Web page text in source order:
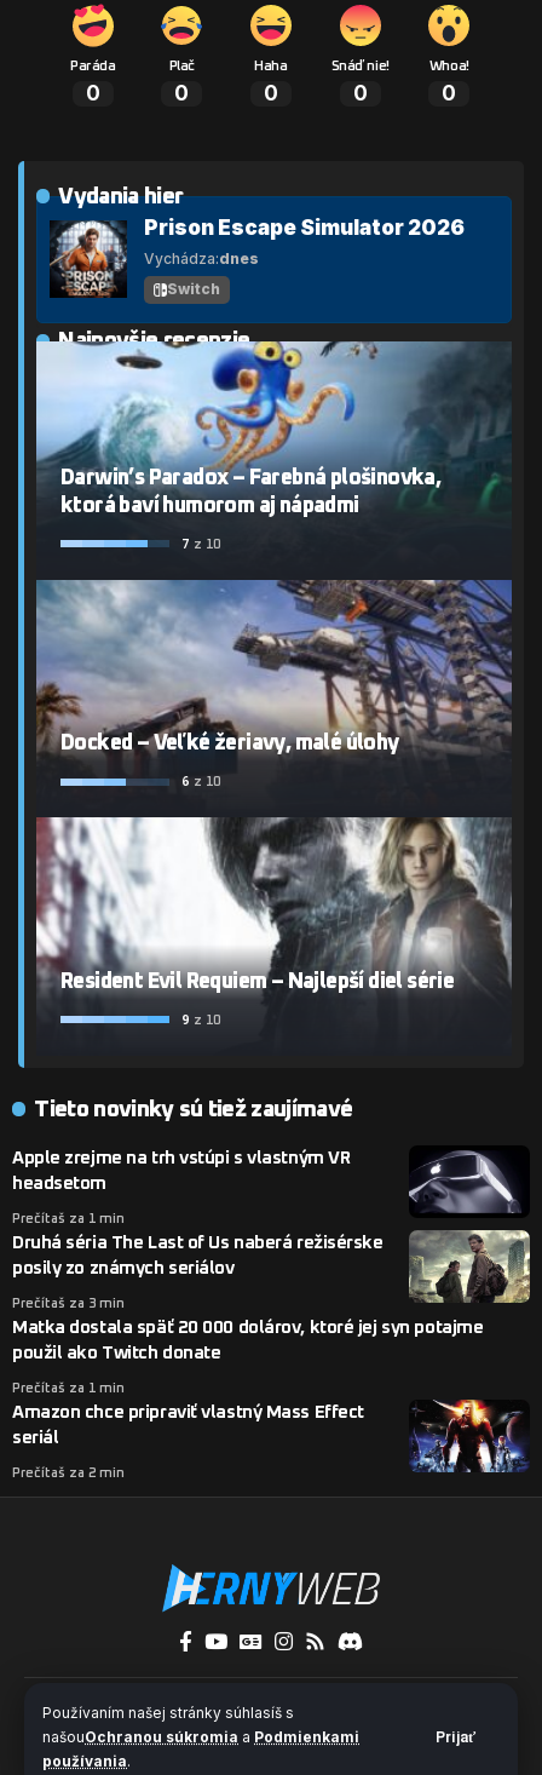
Používaním našej stránky súhlasíš s
našouOchranou súkromia a Podmienkami
používania.
Prijať
Paráda
0
Plač
0
Haha
0
Snáď nie!
0
Whoa!
0
Vydania hier
Prison Escape Simulator 2026
Vychádza:dnes
Switch
Najnovšie recenzie
Darwin’s Paradox – Farebná plošinovka,
ktorá baví humorom aj nápadmi
7 z 10
Docked – Veľké žeriavy, malé úlohy
6 z 10
Resident Evil Requiem – Najlepší diel série
9 z 10
Tieto novinky sú tiež zaujímavé
Apple zrejme na trh vstúpi s vlastným VR
headsetom
Prečítaš za 1 min
Druhá séria The Last of Us naberá režisérske
posily zo známych seriálov
Prečítaš za 3 min
Matka dostala späť 20 000 dolárov, ktoré jej syn potajme
použil ako Twitch donate
Prečítaš za 1 min
Amazon chce pripraviť vlastný Mass Effect
seriál
Prečítaš za 2 min
O nás Kontakty
Ochrana súkromia a súbory cookies